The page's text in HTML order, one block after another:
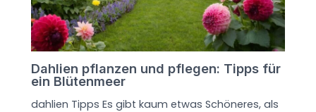
Dahlien pflanzen und pflegen: Tipps für
ein Blütenmeer
dahlien Tipps Es gibt kaum etwas Schöneres, als